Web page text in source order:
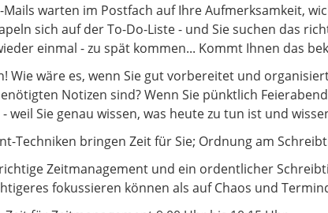
Mails warten im Postfach auf Ihre Aufmerksamkeit,
sich auf der To-Do-Liste - und Sie suchen das
einmal - zu spät kommen... Kommt Ihnen das
Wie wäre es, wenn Sie gut vorbereitet und
Notizen sind? Wenn Sie pünktlich
weil Sie genau wissen, was heute zu tun ist und
Techniken bringen Zeit für Sie; Ordnung am
Zeitmanagement und ein ordentlicher
fokussieren können als auf Chaos und